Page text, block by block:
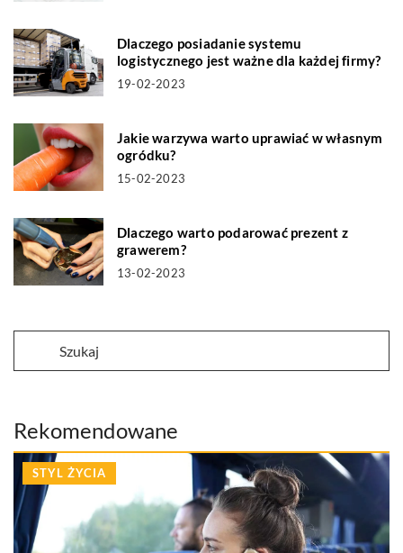
Dlaczego posiadanie systemu
logistycznego jest ważne dla każdej firmy?
19-02-2023
Jakie warzywa warto uprawiać w własnym
ogródku?
15-02-2023
Dlaczego warto podarować prezent z
grawerem?
13-02-2023
Rekomendowane
STYL ŻYCIA